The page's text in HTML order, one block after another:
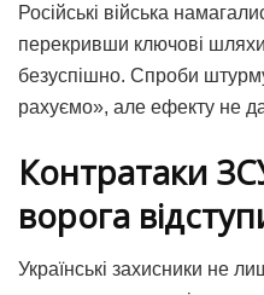
Російські війська
перекривши ключові
безуспішно. Спроби
рахуємо», але ефекту не
Контратаки
ворога
Українські захисники не